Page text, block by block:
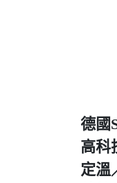
德國
高科
定溫